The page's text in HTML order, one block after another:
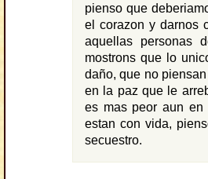
pienso que
el corazon y darnos
aquellas personas
mostrons que lo
daño, que no
en la paz que le
es mas peor aun en
estan con vida,
secuestro.